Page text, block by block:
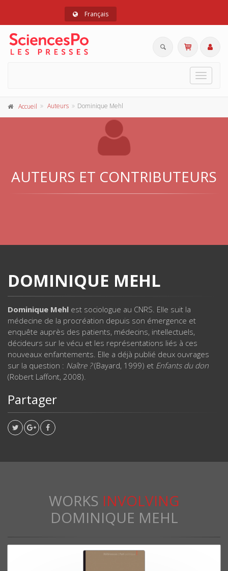
Français
Toggle
Accueil Auteurs Dominique Mehl
AUTEURS ET CONTRIBUTEURS
DOMINIQUE MEHL
Dominique Mehl est sociologue au CNRS. Elle suit la
médecine de la procréation depuis son émergence et
enquête auprès des patients, médecins, intellectuels,
décideurs sur le vécu et les représentations liés à ces
nouveaux enfantements. Elle a déjà publié deux ouvrages
sur la question : Naître ?(Bayard, 1999) et Enfants du don
(Robert Laffont, 2008).
Partager
WORKS INVOLVING
DOMINIQUE MEHL